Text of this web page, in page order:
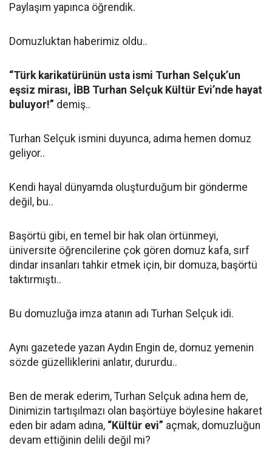
Paylaşım yapınca öğrendik.
Domuzluktan haberimiz oldu..
“Türk karikatürünün usta ismi Turhan Selçuk’un
eşsiz mirası, İBB Turhan Selçuk Kültür Evi’nde hayat
buluyor!” demiş..
Turhan Selçuk ismini duyunca, adıma hemen domuz
geliyor..
Kendi hayal dünyamda oluşturduğum bir gönderme
değil, bu..
Başörtü gibi, en temel bir hak olan örtünmeyi,
üniversite öğrencilerine çok gören domuz kafa, sırf
dindar insanları tahkir etmek için, bir domuza, başörtü
taktırmıştı..
Bu domuzluğa imza atanın adı Turhan Selçuk idi.
Aynı gazetede yazan Aydın Engin de, domuz yemenin
sözde güzelliklerini anlatır, dururdu..
Ben de merak ederim, Turhan Selçuk adına hem de,
Dinimizin tartışılmazı olan başörtüye böylesine hakaret
eden bir adam adına, “Kültür evi” açmak, domuzluğun
devam ettiğinin delili değil mi?